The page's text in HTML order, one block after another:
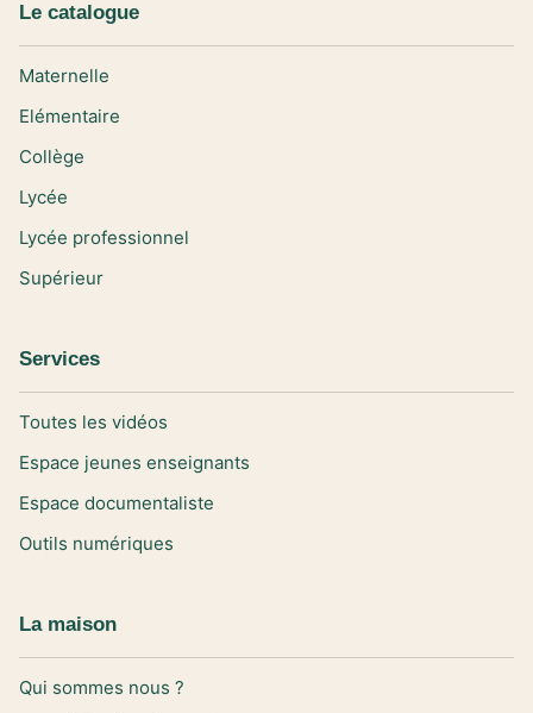
Le catalogue
Maternelle
Elémentaire
Collège
Lycée
Lycée professionnel
Supérieur
Services
Toutes les vidéos
Espace jeunes enseignants
Espace documentaliste
Outils numériques
La maison
Qui sommes nous ?